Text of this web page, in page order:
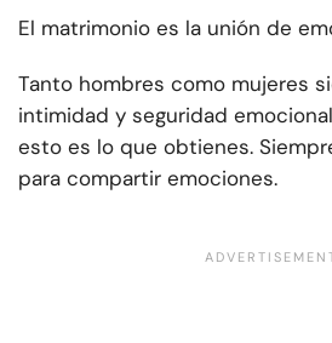
El matrimonio es la unión de
Tanto hombres como mujeres
intimidad y seguridad
esto es lo que obtienes.
para compartir emociones.